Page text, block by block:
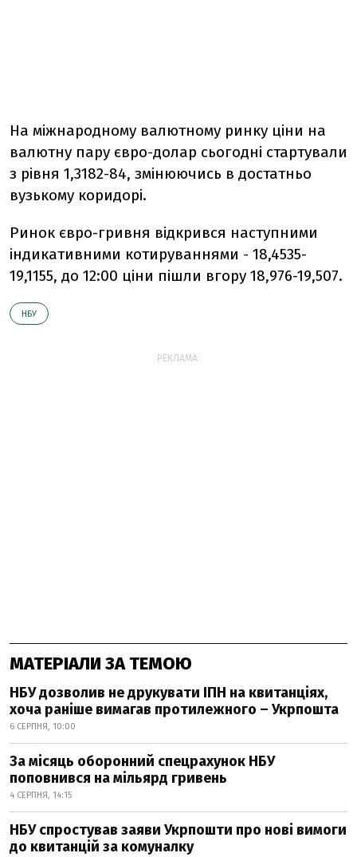
На міжнародному валютному ринку ціни на
валютну пару євро-долар сьогодні стартували
з рівня 1,3182-84, змінюючись в достатньо
вузькому коридорі.
Ринок євро-гривня відкрився наступними
індикативними котируваннями - 18,4535-
19,1155, до 12:00 ціни пішли вгору 18,976-19,507.
НБУ
РЕКЛАМА:
МАТЕРІАЛИ ЗА ТЕМОЮ
НБУ дозволив не друкувати ІПН на квитанціях,
хоча раніше вимагав протилежного – Укрпошта
6 СЕРПНЯ, 10:00
За місяць оборонний спецрахунок НБУ
поповнився на мільярд гривень
4 СЕРПНЯ, 14:15
НБУ спростував заяви Укрпошти про нові вимоги
до квитанцій за комуналку